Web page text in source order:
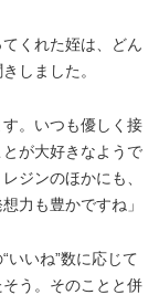
くれた姪は、どん
しました。
す。いつも優しく接
が大好きなようで
ジンのほかにも、
力も豊かですね」
いね”数に応じて
う。そのことと併